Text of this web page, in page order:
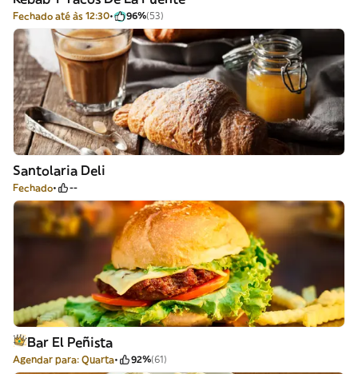
Fechado até às 12:30 96%(53)
Santolaria Deli
Fechado --
Bar El Peñista
Agendar para: Quarta 92%(61)